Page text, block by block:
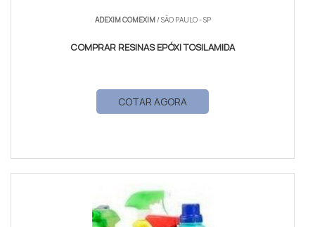
ADEXIM COMEXIM/ SÃO PAULO - SP
COMPRAR RESINAS EPÓXI TOSILAMIDA
COTAR AGORA